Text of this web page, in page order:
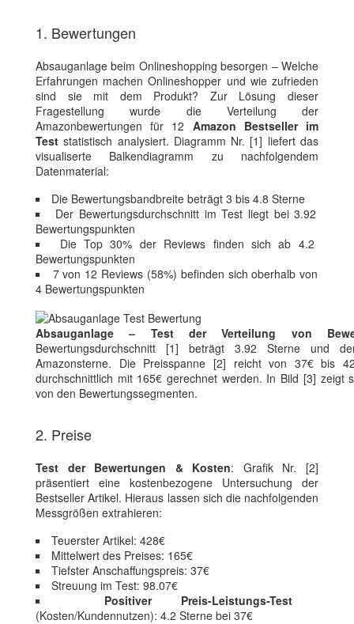
1. Bewertungen
Absauganlage beim Onlineshopping besorgen – Welche
Erfahrungen machen Onlineshopper und wie zufrieden
sind sie mit dem Produkt? Zur Lösung dieser
Fragestellung wurde die Verteilung der
Amazonbewertungen für 12 Amazon Bestseller im
Test statistisch analysiert. Diagramm Nr. [1] liefert das
visualiserte Balkendiagramm zu nachfolgendem
Datenmaterial:
Die Bewertungsbandbreite beträgt 3 bis 4.8 Sterne
Der Bewertungsdurchschnitt im Test liegt bei 3.92
Bewertungspunkten
Die Top 30% der Reviews finden sich ab 4.2
Bewertungspunkten
7 von 12 Reviews (58%) befinden sich oberhalb von
4 Bewertungspunkten
Absauganlage – Test der Verteilung von
Bewertungsdurchschnitt [1] beträgt 3.92 Sterne und
Amazonsterne. Die Preisspanne [2] reicht von 37€ bis
durchschnittlich mit 165€ gerechnet werden. In Bild [3] zeigt
von den Bewertungssegmenten.
2. Preise
Test der Bewertungen & Kosten: Grafik Nr. [2]
präsentiert eine kostenbezogene Untersuchung der
Bestseller Artikel. Hieraus lassen sich die nachfolgenden
Messgrößen extrahieren:
Teuerster Artikel: 428€
Mittelwert des Preises: 165€
Tiefster Anschaffungspreis: 37€
Streuung im Test: 98.07€
Positiver Preis-Leistungs-Test
(Kosten/Kundennutzen): 4.2 Sterne bei 37€